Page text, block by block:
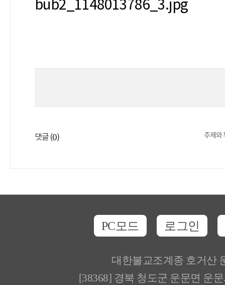
bub2_1148013786_3.jpg
댓글 (0) 주제와
PC모드 로그인
대한불교조계종 호거산
[38368] 경북 청도군 운문면 운